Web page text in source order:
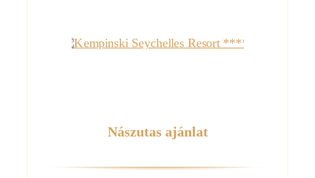
Nászutas ajánlat